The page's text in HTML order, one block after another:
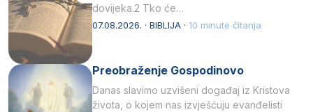
dovijeka.2 Tko će…
07.08.2026. · BIBLIJA · 10 minute čitanja
Preobraženje Gospodinovo
Danas slavimo uzvišeni događaj iz Kristova
života, o kojem nas izvješćuju evanđelisti